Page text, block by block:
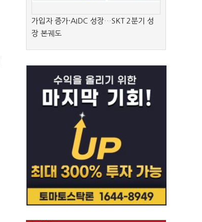
가입자 증가·AIDC 성장…SKT 2분기 성
장 본궤도